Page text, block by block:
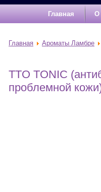
Главная О
Главная Ароматы Ламбре
TTO TONIC
проблемной